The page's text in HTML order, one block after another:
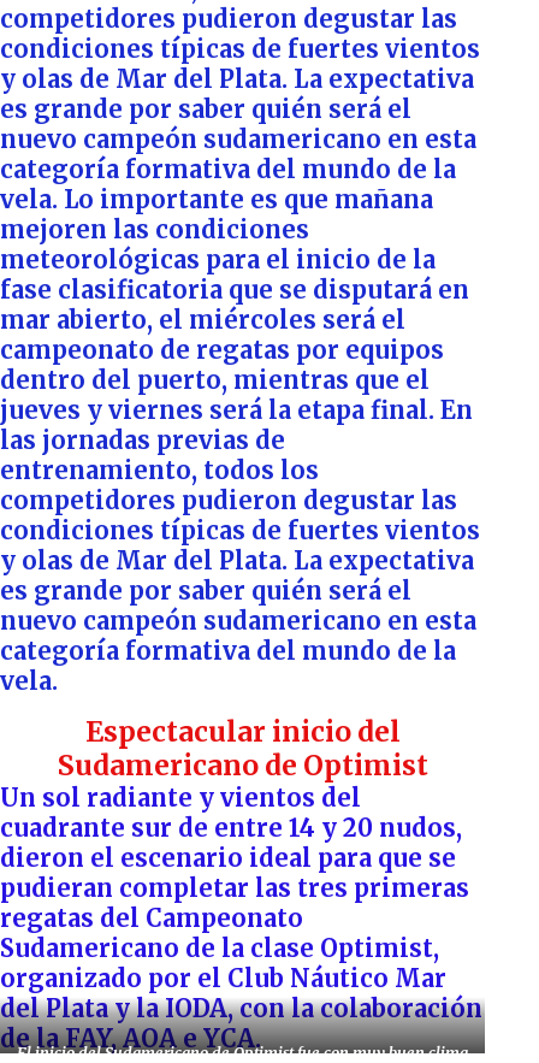
competidores pudieron degustar las
condiciones típicas de fuertes vientos
y olas de Mar del Plata. La expectativa
es grande por saber quién será el
nuevo campeón sudamericano en esta
categoría formativa del mundo de la
vela. Lo importante es que mañana
mejoren las condiciones
meteorológicas para el inicio de la
fase clasificatoria que se disputará en
mar abierto, el miércoles será el
campeonato de regatas por equipos
dentro del puerto, mientras que el
jueves y viernes será la etapa final. En
las jornadas previas de
entrenamiento, todos los
competidores pudieron degustar las
condiciones típicas de fuertes vientos
y olas de Mar del Plata. La expectativa
es grande por saber quién será el
nuevo campeón sudamericano en esta
categoría formativa del mundo de la
vela.
Espectacular inicio del
Sudamericano de Optimist
Un sol radiante y vientos del
cuadrante sur de entre 14 y 20 nudos,
dieron el escenario ideal para que se
pudieran completar las tres primeras
regatas del Campeonato
Sudamericano de la clase Optimist,
organizado por el Club Náutico Mar
del Plata y la IODA, con la colaboración
de la FAY, AOA e YCA.
El inicio del Sudamericano de Optimist fue con muy buen clima